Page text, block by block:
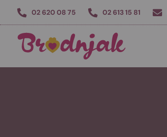
02 620 08 75 02 613 15 81